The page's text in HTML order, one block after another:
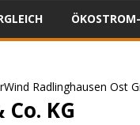
Radlinghausen Ost
KG